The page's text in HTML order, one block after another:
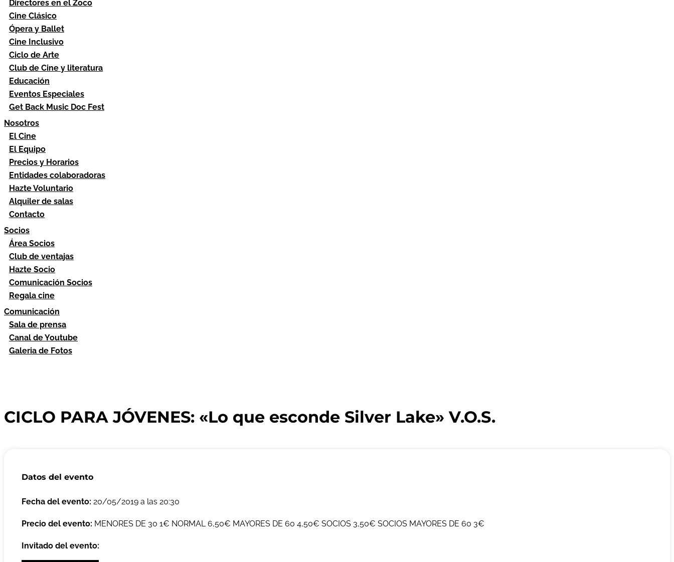
Directores en el Zoco
Cine Clásico
Ópera y Ballet
Cine Inclusivo
Ciclo de Arte
Club de Cine y literatura
Educación
Eventos Especiales
Get Back Music Doc Fest
Nosotros
El Cine
El Equipo
Precios y Horarios
Entidades colaboradoras
Hazte Voluntario
Alquiler de salas
Contacto
Socios
Área Socios
Club de ventajas
Hazte Socio
Comunicación Socios
Regala cine
Comunicación
Sala de prensa
Canal de Youtube
Galeria de Fotos
CICLO PARA JÓVENES: «Lo que esconde Silver Lake» V.O.S.
Datos del evento
Fecha del evento: 20/05/2019 a las 20:30
Precio del evento: MENORES DE 30 1€ NORMAL 6,50€ MAYORES DE 60 4,50€ SOCIOS 3,50€ SOCIOS MAYORES DE 60 3€
Invitado del evento: